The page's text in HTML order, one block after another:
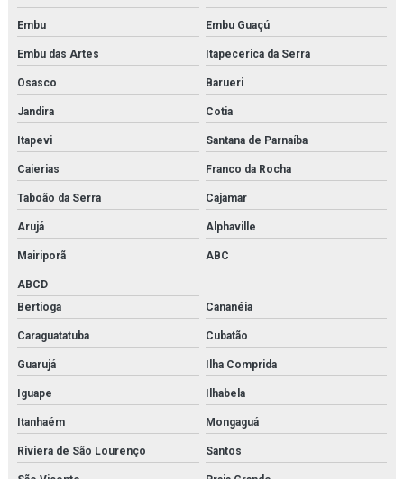
Modelo molecular
Modelos moleculares comprar
Simulador de medicina
Simulador de parto normal
Simulador de parto normal com sistema de manivela
Simulador de pele para sutura
Simulador de próstata
Simulador de rcp
Simulador de rcp básica
Simulador de rcp neonatal
Simulador de sutura
Embu Embu Guaçú
Embu das Artes Itapecerica da Serra
Osasco Barueri
Jandira Cotia
Itapevi Santana de Parnaíba
Caierias Franco da Rocha
Taboão da Serra Cajamar
Arujá Alphaville
Mairiporã ABC
ABCD
Bertioga
Cananéia
Caraguatatuba Cubatão
Guarujá Ilha Comprida
Iguape Ilhabela
Itanhaém Mongaguá
Riviera de São Lourenço Santos